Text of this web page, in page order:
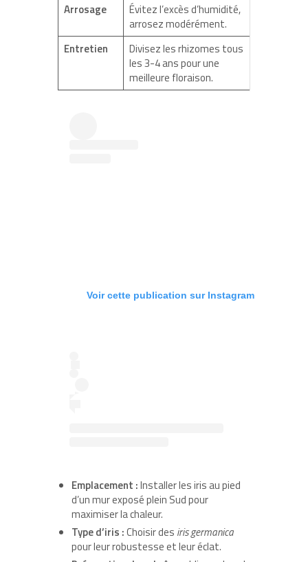
Arrosage
Évitez l’excès d’humidité,
arrosez modérément.
Entretien
Divisez les rhizomes tous
les 3-4 ans pour une
meilleure floraison.
Voir cette publication sur Instagram
Emplacement :Installer les iris au pied
d’un mur exposé plein Sud pour
maximiser la chaleur.
Type d’iris :Choisir des iris germanica
pour leur robustesse et leur éclat.